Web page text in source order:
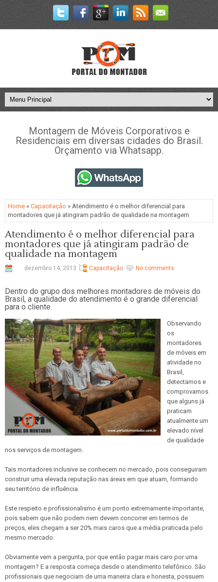
Montagem de Móveis Corporativos e
Residenciais em diversas cidades do Brasil.
Orçamento via Whatsapp.
Home » Capacitação » Atendimento é o melhor diferencial para
montadores que já atingiram padrão de qualidade na montagem
Atendimento é o melhor diferencial para
montadores que já atingiram padrão de
qualidade na montagem
dezembro 14, 2013 Capacitação No comments
Dentro do grupo dos melhores montadores de móveis do
Brasil, a qualidade do atendimento é o grande diferencial
para o cliente.
Observando
os
montadores
de móveis em
atividade no
Brasil,
detectamos e
comprovamos
que alguns já
praticam
atualmente um
elevado nível
de qualidade
nos serviços de montagem.
Tais montadores inclusive se conhecem no mercado, pois conseguiram
construir uma elevada reputação nas áreas em que atuam, formando
seu território de influência.
Este respeito e profissionalismo é um ponto extremamente importante,
pois sabem que não podem nem devem concorrer em termos de
preços, eles chegam a ser 20% mais caros que a média praticada pelo
mesmo mercado.
Obviamente vem a pergunta, por que então pagar mais caro por uma
montagem? E a resposta começa desde o atendimento telefônico. São
profissionais que negociam de uma maneira clara e honesta, possuem